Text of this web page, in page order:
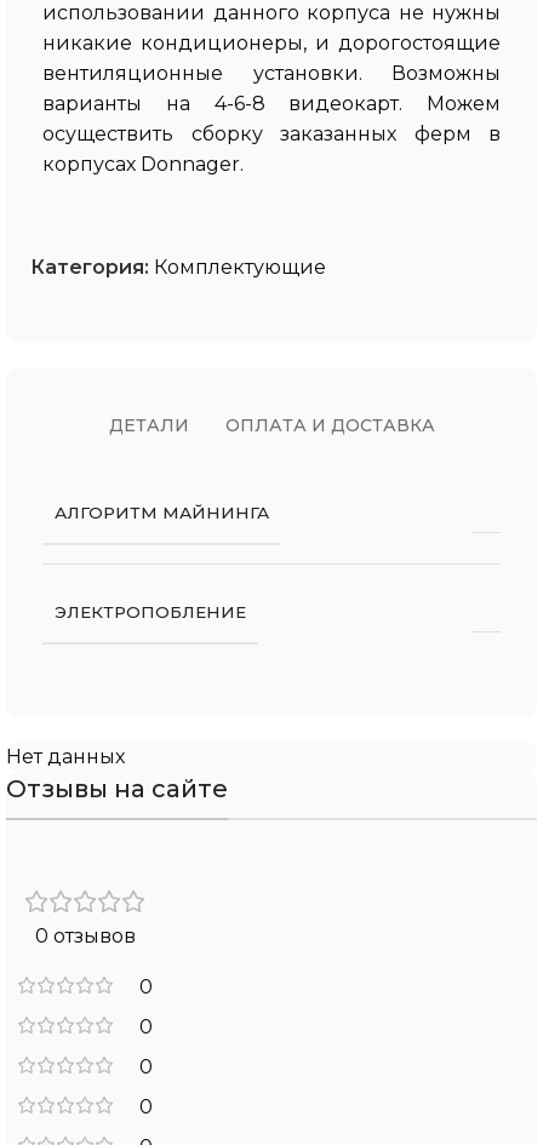
использовании данного корпуса не нужны
никакие кондиционеры, и дорогостоящие
вентиляционные установки. Возможны
варианты на 4-6-8 видеокарт. Можем
осуществить сборку заказанных ферм в
корпусах Donnager.
Категория: Комплектующие
ДЕТАЛИ ОПЛАТА И ДОСТАВКА
АЛГОРИТМ МАЙНИНГА
ЭЛЕКТРОПОБЛЕНИЕ
Нет данных
Отзывы на сайте
0 отзывов
0
0
0
0